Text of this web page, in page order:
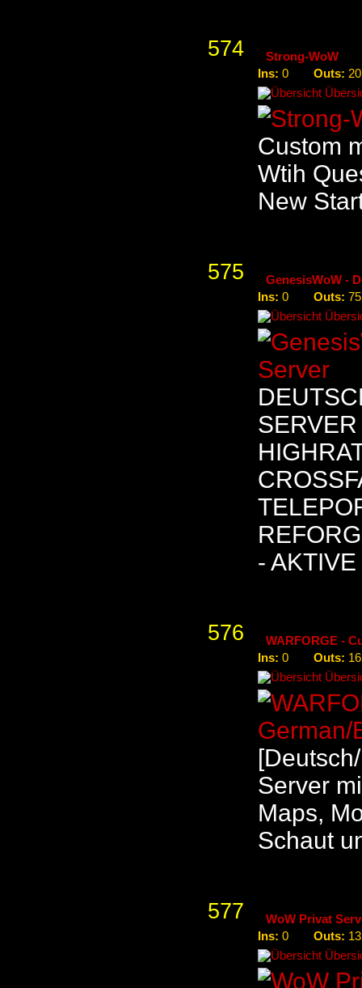
574
Strong-WoW
Ins: 0 Outs:
Custom
Wtih
New
575
GenesisWoW -
Ins: 0 Outs:
-
576
WARFORGE -
Ins: 0 Outs:
Server
Maps,
Schaut
577
WoW Privat
Ins: 0 Outs: